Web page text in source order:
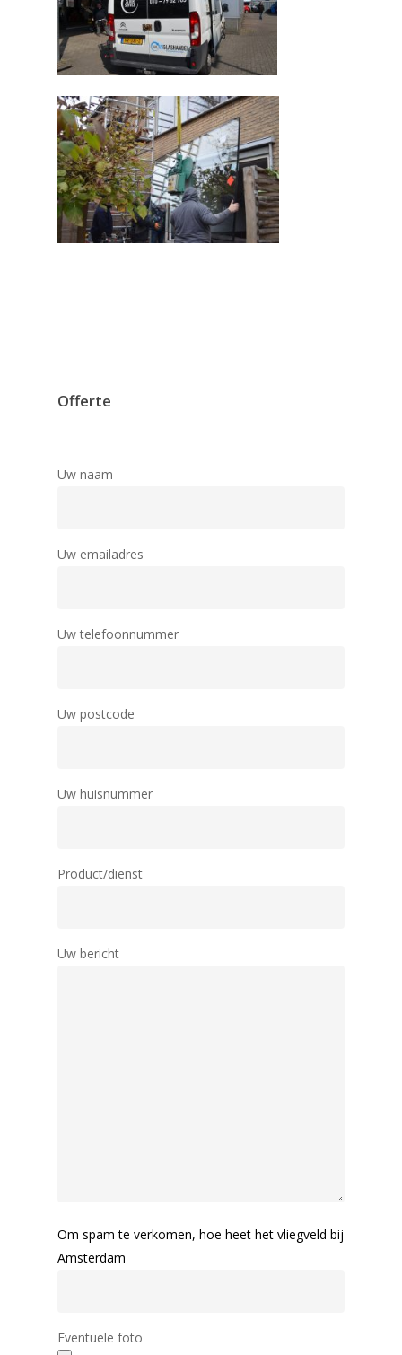
Offerte
Uw naam
Uw emailadres
Uw telefoonnummer
Uw postcode
Uw huisnummer
Product/dienst
Uw bericht
Om spam te verkomen, hoe heet het vliegveld bij
Amsterdam
Eventuele foto